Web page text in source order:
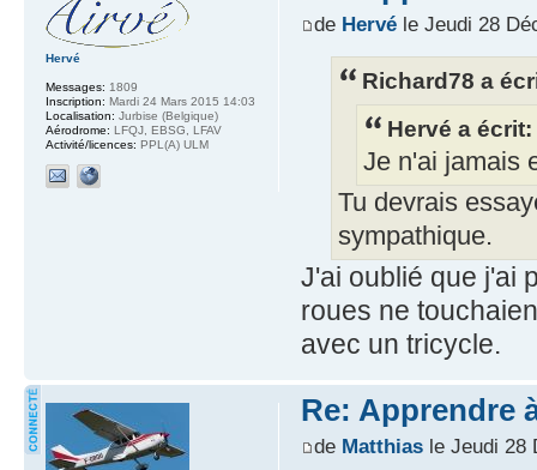
de Hervéle Jeudi 28
Richard78 a
Hervé a écrit:
Je n'ai jamais
Tu devrais
sympathique.
J'ai oublié que j'ai
roues ne
avec un tricycle.
Hervé
Messages: 1809
Inscription: Mardi 24 Mars 2015 14:03
Localisation: Jurbise (Belgique)
Aérodrome: LFQJ, EBSG, LFAV
Activité/licences: PPL(A) ULM
Re: Apprendre
de Matthiasle Jeudi 28